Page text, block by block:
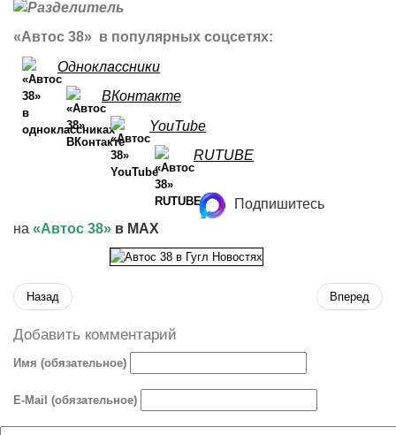
«Автос 38» в популярных соцсетях:
Одноклассники
ВКонтакте
YouTube
RUTUBE
Подпишитесь
на «Автос 38» в MAX
Назад Вперед
Добавить комментарий
Имя (обязательное)
E-Mail (обязательное)